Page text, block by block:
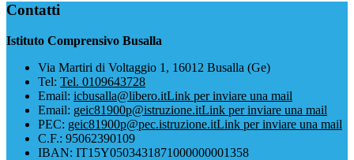
Contatti
Istituto Comprensivo Busalla
Via Martiri di Voltaggio 1, 16012 Busalla (Ge)
Tel: Tel. 0109643728
Email: icbusalla@libero.itLink per inviare una mail
Email: geic81900p@istruzione.itLink per inviare una mail
PEC: geic81900p@pec.istruzione.itLink per inviare una mail
C.F.: 95062390109
IBAN: IT15Y0503431871000000001358